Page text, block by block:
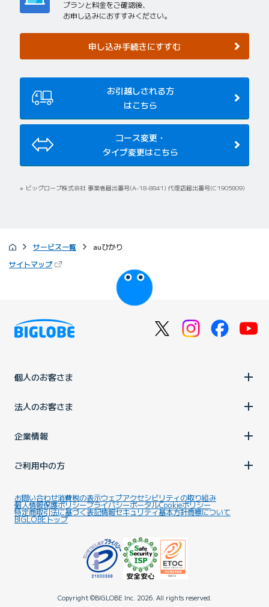
プランと料金をご確認後、
お申し込みにおすすみください。
申し込み手続きにすすむ
お引越しされる方
はこちら
コース変更・
タイプ変更はこちら
ビッグローブ株式会社 事業者届出番号(A-18-8841) 代理店届出番号(C1905809)
サービス一覧
auひかり
サイトマップ（新しいタブで開きます）びっぷるのページ
個人のお客さま
法人のお客さま
企業情報
ご利用中の方
お問い合わせ消費税の表示ウェブアクセシビリティの取り組み
個人情報保護ポリシープライバシーポータルCookieポリシー
特定商取引法に基づく表記情報セキュリティ基本方針商標について
BIGLOBEトップ
Copyright ©BIGLOBE Inc. 2026. All rights reserved.